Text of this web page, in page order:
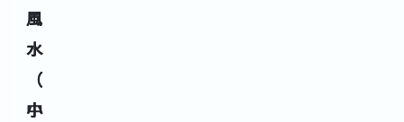
風
水
（
小
風
水
（
中